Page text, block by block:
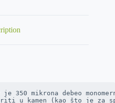
je 350 mikrona debeo
u kamen (kao što je